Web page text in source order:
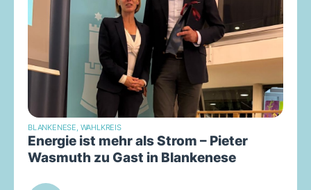
BLANKENESE, WAHLKREIS
Energie ist mehr als Strom – Pieter
Wasmuth zu Gast in Blankenese